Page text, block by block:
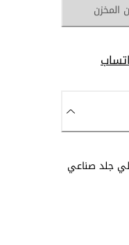
المخزن
جلد صناعي